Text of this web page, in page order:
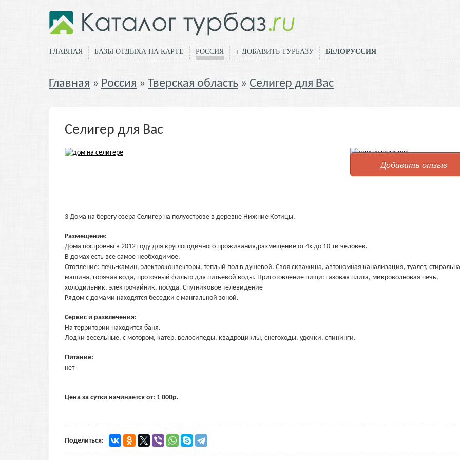
ГЛАВНАЯ БАЗЫ ОТДЫХА НА КАРТЕ РОССИЯ + ДОБАВИТЬ ТУРБАЗУ БЕЛОРУССИЯ
Главная Россия Тверская область Селигер для Вас
Селигер для Вас
Добавить отзыв
3 Дома на берегу озера Селигер на полуострове в деревне Нижние Котицы.
Размещение:
Дома построены в 2012 году для круглогодичного проживания,размещение от 4х до 10-ти человек.
В домах есть все самое необходимое.
Отопление: печь-камин, электроконвекторы, теплый пол в душевой. Своя скважина, автономная канализация, туалет,
машина, горячая вода, проточный фильтр для питьевой воды. Приготовление пищи: газовая плита, микроволновая печь,
холодильник, электрочайник, посуда. Спутниковое телевидение
Рядом с домами находятся беседки с мангальной зоной.
Сервис и развлечения:
На территории находится баня.
Лодки весельные, с мотором, катер, велосипеды, квадроциклы, снегоходы, удочки, спининги.
Питание:
нет
Цена за сутки начинается от: 1 000р.
Поделиться: